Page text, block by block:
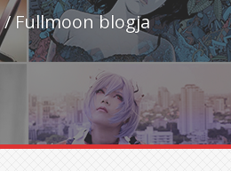
Fullmoon blogja